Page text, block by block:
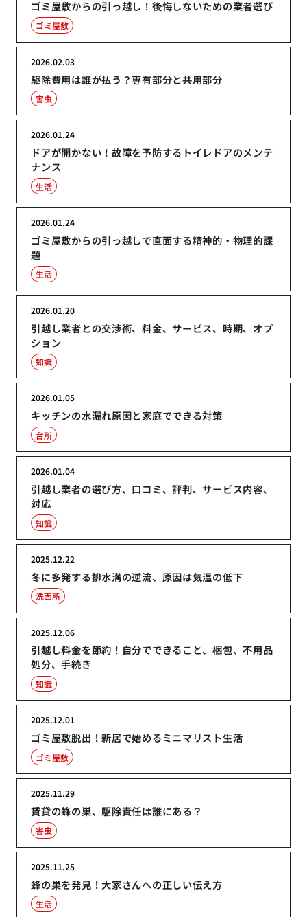
ゴミ屋敷からの引っ越し！後悔しないための業者選び
ゴミ屋敷
駆除費用は誰が払う？専有部分と共用部分
2026.02.03
害虫
ドアが開かない！故障を予防するトイレドアのメンテ
ナンス
2026.01.24
生活
ゴミ屋敷からの引っ越しで直面する精神的・物理的課
題
2026.01.24
生活
引越し業者との交渉術、料金、サービス、時期、オプ
ション
2026.01.20
知識
キッチンの水漏れ原因と家庭でできる対策
2026.01.05
台所
引越し業者の選び方、口コミ、評判、サービス内容、
対応
2026.01.04
知識
冬に多発する排水溝の逆流、原因は気温の低下
2025.12.22
洗面所
引越し料金を節約！自分でできること、梱包、不用品
処分、手続き
2025.12.06
知識
ゴミ屋敷脱出！新居で始めるミニマリスト生活
2025.12.01
ゴミ屋敷
賃貸の蜂の巣、駆除責任は誰にある？
2025.11.29
害虫
蜂の巣を発見！大家さんへの正しい伝え方
2025.11.25
生活